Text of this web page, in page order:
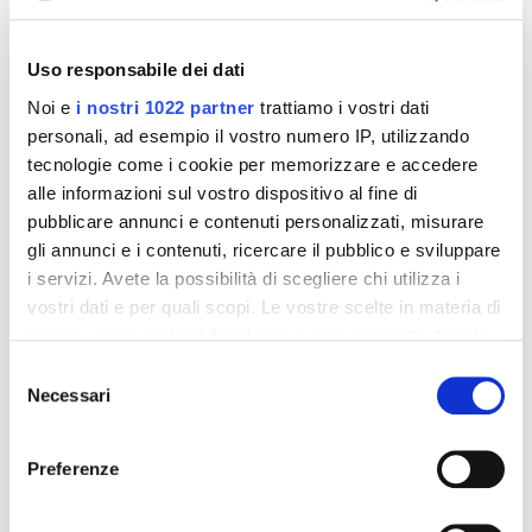
Uso responsabile dei dati
Noi e i nostri 1022 partner trattiamo i vostri dati
personali, ad esempio il vostro numero IP, utilizzando
tecnologie come i cookie per memorizzare e accedere
alle informazioni sul vostro dispositivo al fine di
pubblicare annunci e contenuti personalizzati, misurare
gli annunci e i contenuti, ricercare il pubblico e sviluppare
i servizi. Avete la possibilità di scegliere chi utilizza i
vostri dati e per quali scopi. Le vostre scelte in materia di
modificare o revocare il proprio consenso in qualsiasi
momento dalla Dichiarazione sui cookie o facendo clic
delNecessari
Preferenze
Amin 21 K al cacao - 21
32,00 €
-42%
Integratori per dimagrire
Amin 21 K neutro
55,18 €